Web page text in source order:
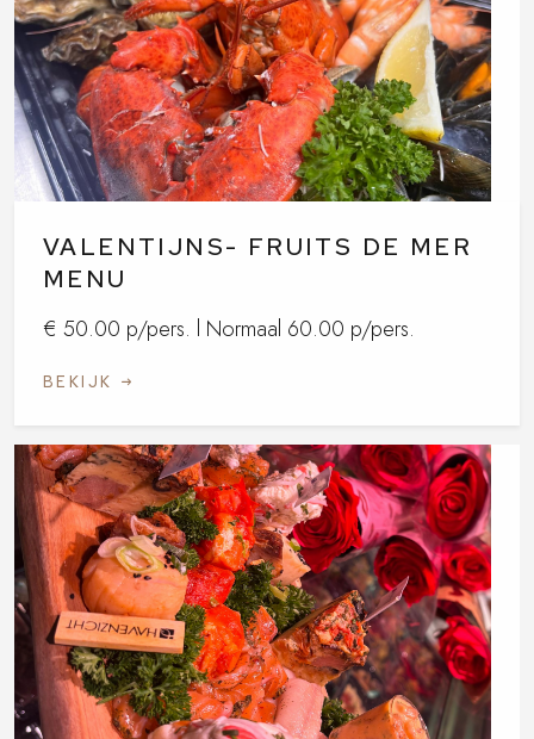
VALENTIJNS- FRUITS DE MER
MENU
€ 50.00 p/pers. l Normaal 60.00 p/pers.
BEKIJK